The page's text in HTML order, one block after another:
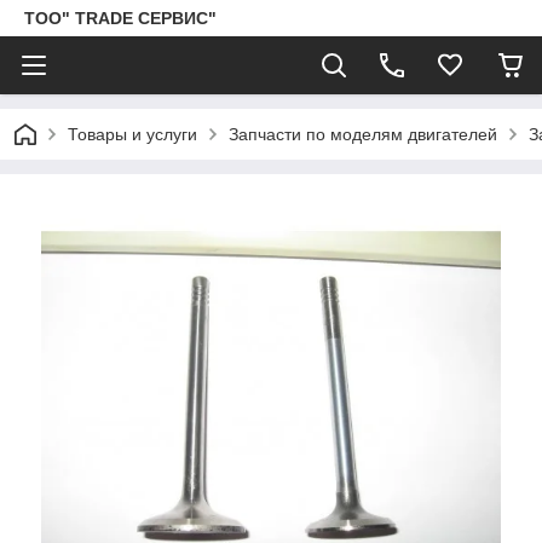
ТОО" TRADE СЕРВИС"
Товары и услуги Запчасти по моделям двигателей